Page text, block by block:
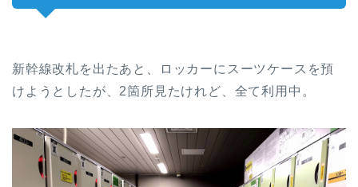
新幹線改札を出たあと、ロッカーにスーツケースを預
けようとしたが、2箇所見たけれど、全て利用中。